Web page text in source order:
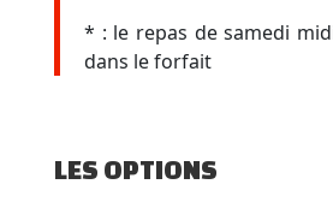
* : le repas de samedi
dans le forfait
LES OPTIONS